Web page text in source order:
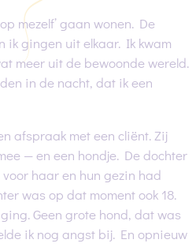
mezelf’ gaan wonen. De
ik gingen uit elkaar. Ik kwam
meer uit de bewoonde wereld.
in de nacht, dat ik een
afspraak met een cliënt. Zij
— en een hondje. De dochter
haar en hun gezin had
was op dat moment ook 18.
Geen grote hond, dat was
ik nog angst bij. En opnieuw